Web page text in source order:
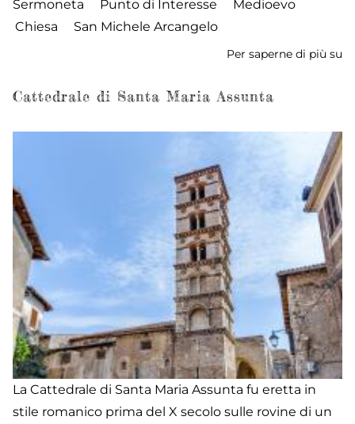
Sermoneta Punto di Interesse
Medioevo
Chiesa
San Michele Arcangelo
Per saperne di più su
Cattedrale di Santa Maria Assunta
La Cattedrale di Santa Maria Assunta fu eretta in
stile romanico prima del X secolo sulle rovine di un